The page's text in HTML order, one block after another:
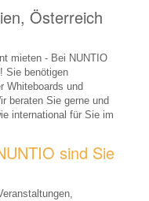
Systeme
Österreich
mieten - Bei NUNTIO
Sie benötigen
Whiteboards und
beraten Sie gerne und
international für Sie im
sind Sie